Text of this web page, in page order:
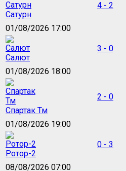
Сатурн
4 - 2
01/08/2026 17:00
Салют
3 - 0
01/08/2026 18:00
Спартак Тм
2 - 0
01/08/2026 19:00
Ротор-2
0 - 3
08/08/2026 07:00